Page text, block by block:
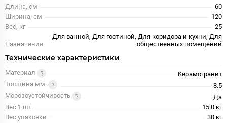
Длина, см
60
Ширина, см
120
Вес, кг
25
Назначение
Для ванной, Для гостиной, Для коридора и кухни, Для
общественных помещений
Технические характеристики
Материал
Керамогранит
Толщина мм.
8.5
Морозоустойчивость
Да
Вес 1 шт.
15.0 кг
Вес упаковки
30 кг